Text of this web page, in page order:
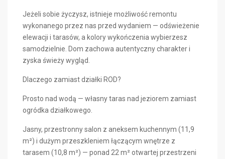
Jeżeli sobie życzysz, istnieje możliwość remontu
wykonanego przez nas przed wydaniem — odświeżenie
elewacji i tarasów, a kolory wykończenia wybierzesz
samodzielnie. Dom zachowa autentyczny charakter i
zyska świeży wygląd.
Dlaczego zamiast działki ROD?
Prosto nad wodą — własny taras nad jeziorem zamiast
ogródka działkowego.
Jasny, przestronny salon z aneksem kuchennym (11,9
m²) i dużym przeszkleniem łączącym wnętrze z
tarasem (10,8 m²) — ponad 22 m² otwartej przestrzeni